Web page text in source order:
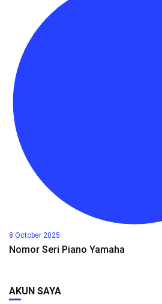
8 October 2025
Nomor Seri Piano Yamaha
AKUN SAYA